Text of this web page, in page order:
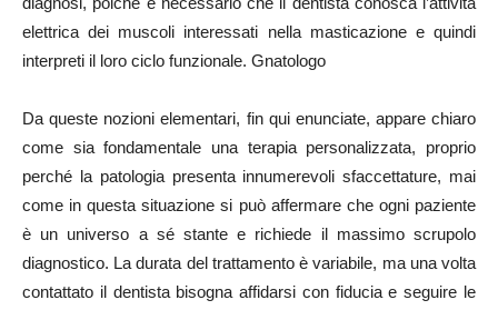
elettrica dei muscoli interessati nella masticazione e quindi
interpreti il loro ciclo funzionale. Gnatologo
Da queste nozioni elementari, fin qui enunciate, appare chiaro
come sia fondamentale una terapia personalizzata, proprio
perché la patologia presenta innumerevoli sfaccettature, mai
come in questa situazione si può affermare che ogni paziente
è un universo a sé stante e richiede il massimo scrupolo
diagnostico. La durata del trattamento è variabile, ma una volta
contattato il dentista bisogna affidarsi con fiducia e seguire le